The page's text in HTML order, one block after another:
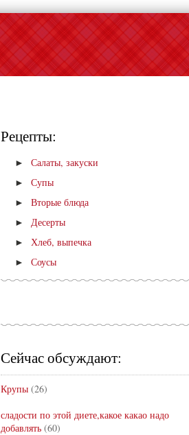
Рецепты:
►
Салаты, закуски
►
Супы
►
Вторые блюда
►
Десерты
►
Хлеб, выпечка
►
Соусы
Сейчас обсуждают:
Крупы (26)
сладости по этой диете,какое какао надо
добавлять (60)